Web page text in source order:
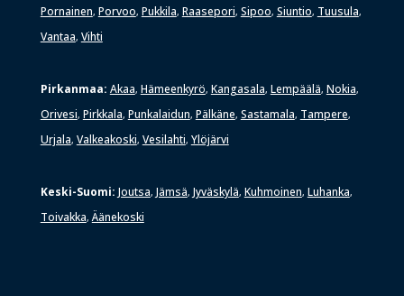
Pornainen, Porvoo, Pukkila, Raasepori, Sipoo, Siuntio, Tuusula,
Vantaa, Vihti
Pirkanmaa: Akaa, Hämeenkyrö, Kangasala, Lempäälä, Nokia,
Orivesi, Pirkkala, Punkalaidun, Pälkäne, Sastamala, Tampere,
Urjala, Valkeakoski, Vesilahti, Ylöjärvi
Keski-Suomi: Joutsa, Jämsä, Jyväskylä, Kuhmoinen, Luhanka,
Toivakka, Äänekoski